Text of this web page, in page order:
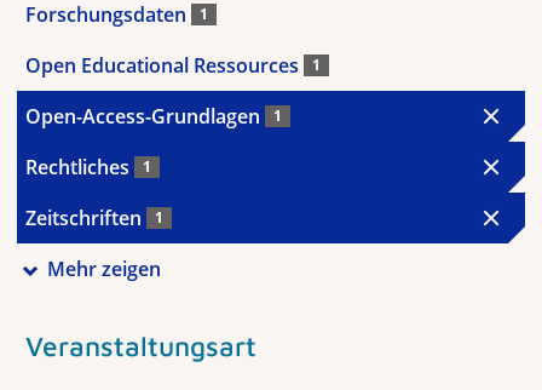
Forschungsdaten 1
Open Educational Ressources 1
Open-Access-Grundlagen 1
Rechtliches 1
Zeitschriften 1
Mehr zeigen
Veranstaltungsart